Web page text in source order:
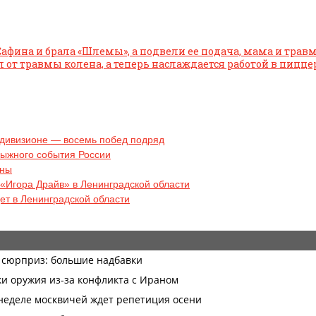
и брала «Шлемы», а подвели ее подача, мама и
травмы колена, а теперь наслаждается работой в
— восемь побед подряд
события России
Драйв» в Ленинградской области
в Ленинградской области